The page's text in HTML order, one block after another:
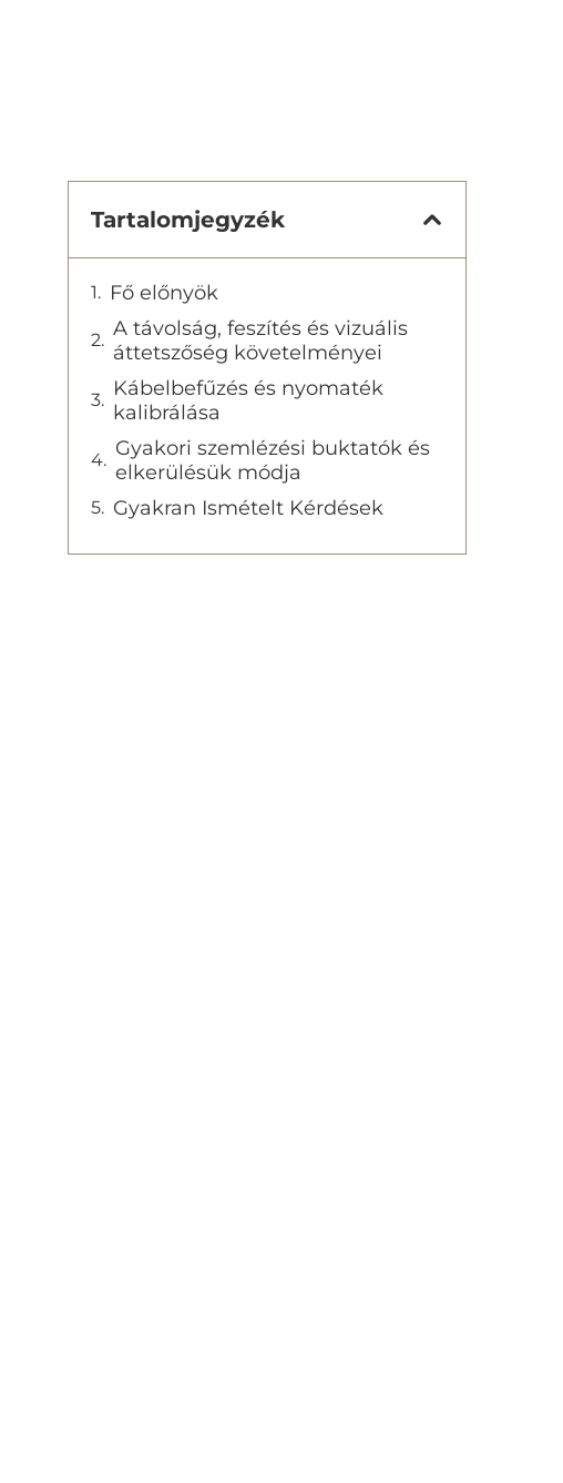
Tartalomjegyzék
Fő előnyök
A távolság, feszítés és vizuális
áttetszőség követelményei
Kábelbefűzés és nyomaték
kalibrálása
Gyakori szemlézési buktatók és
elkerülésük módja
Gyakran Ismételt Kérdések